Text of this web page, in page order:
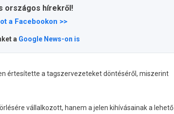
országos hírekről!
a Facebookon >>
a Google News-on is
értesítette a tagszervezeteket döntéséről, miszerint
vállalkozott, hanem a jelen kihívásainak a lehető